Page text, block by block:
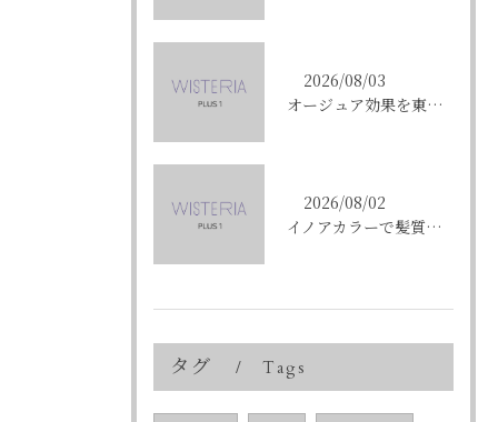
2026/08/03
オージュア効果を東京都中央区銀座で実感する選び方と購入ポイント
2026/08/02
イノアカラーで髪質改善を叶える東京都中央区銀座の新しい髪色体験
タグ Tags